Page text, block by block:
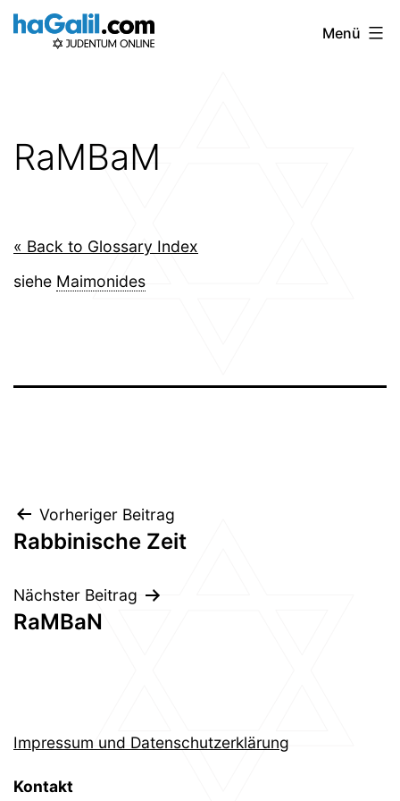
Zum
Inhalt
Menü
RaMBaM
« Back to Glossary Index
siehe Maimonides
Beitragsnavigation
Vorheriger Beitrag
Rabbinische Zeit
Nächster Beitrag
RaMBaN
Impressum und Datenschutzerklärung
Kontakt